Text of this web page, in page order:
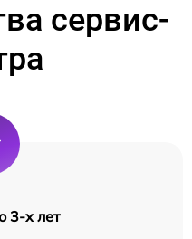
сервис-
3-х лет